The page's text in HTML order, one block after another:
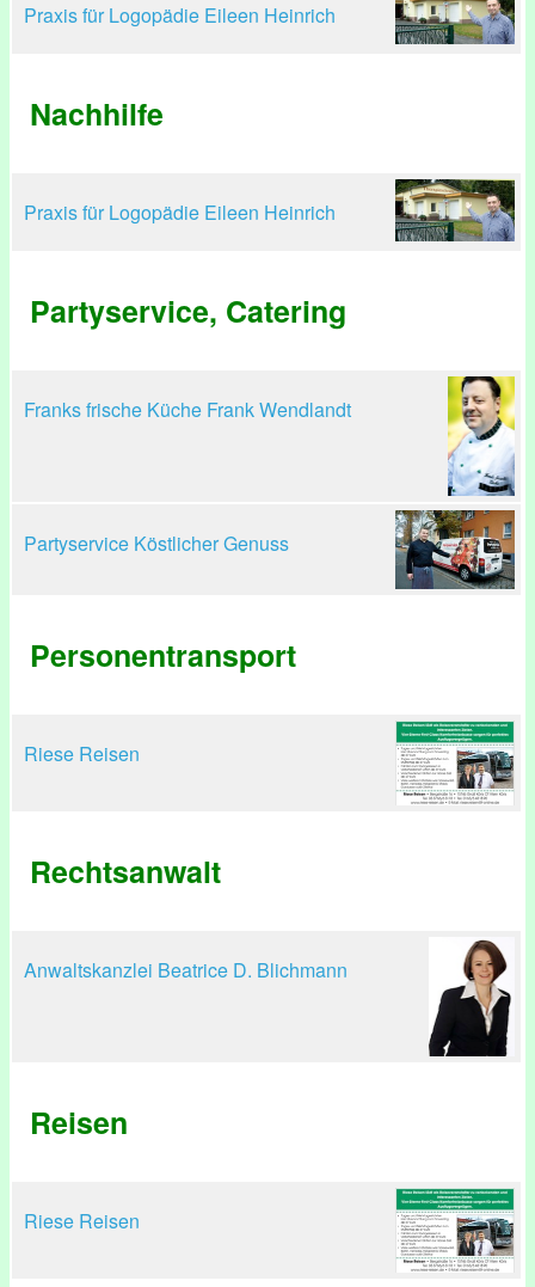
Praxis für Logopädie Eileen Heinrich
Nachhilfe
Praxis für Logopädie Eileen Heinrich
Partyservice, Catering
Franks frische Küche Frank Wendlandt
Partyservice Köstlicher Genuss
Personentransport
Riese Reisen
Rechtsanwalt
Anwaltskanzlei Beatrice D. Blichmann
Reisen
Riese Reisen